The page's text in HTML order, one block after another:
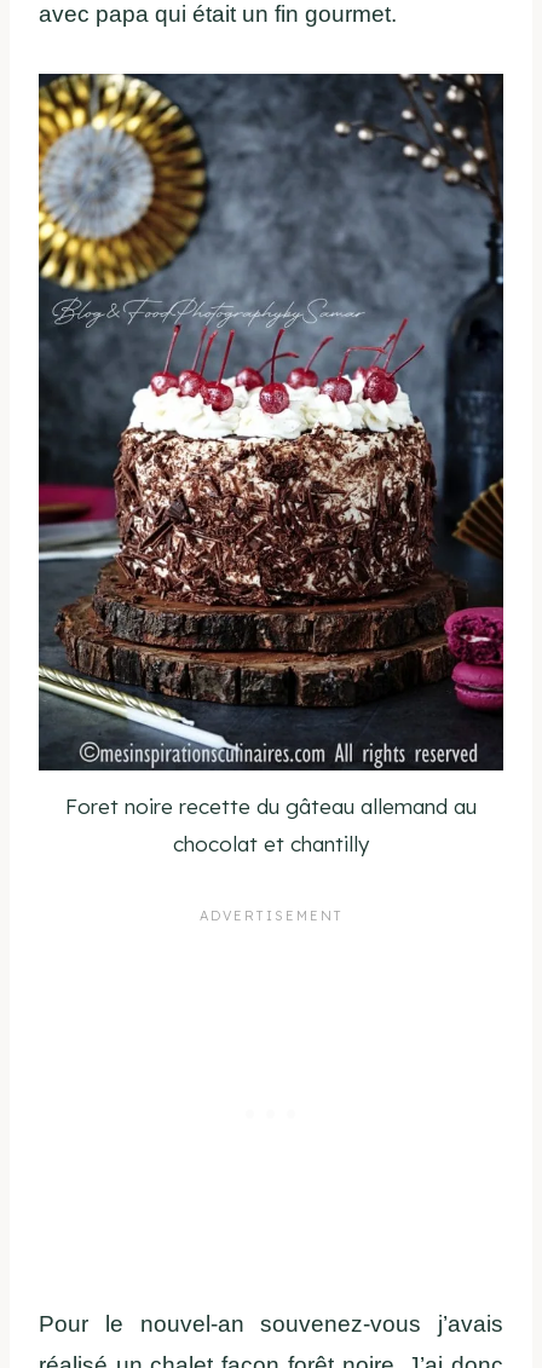
avec papa qui était un fin gourmet.
Foret noire recette du gâteau allemand au
chocolat et chantilly
Pour le nouvel-an souvenez-vous j’avais